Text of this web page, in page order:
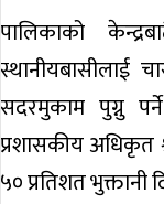
पालिकाको
स्थानीयबासीलाई
सदरमुकाम पुग्नु
प्रशासकीय अधिकृत
५० प्रतिशत